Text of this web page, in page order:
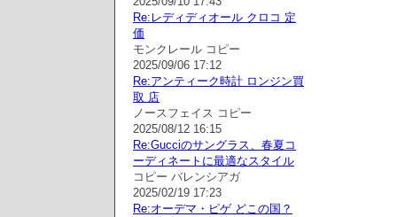
Re:レディディオール クロコ 定
価
モンクレール コピー
2025/09/06 17:12
Re:アンティーク時計 ロンジン買
取 店
ノースフェイス コピー
2025/08/12 16:15
Re:Gucciのサングラス、春夏コ
ーディネートに最適なスタイル
コピー バレンシアガ
2025/02/19 17:23
Re:オーデマ・ピゲ どこの国？